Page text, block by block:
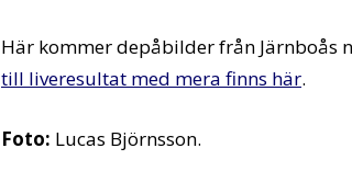
Här kommer depåbilder från Järnboås
till liveresultat med mera finns här.
Foto: Lucas Björnsson.